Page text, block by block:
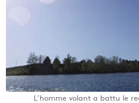
L’homme volant a battu le